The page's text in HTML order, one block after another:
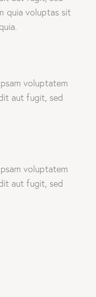
quia voluptas sit
voluptatem
aut fugit, sed
voluptatem
aut fugit, sed